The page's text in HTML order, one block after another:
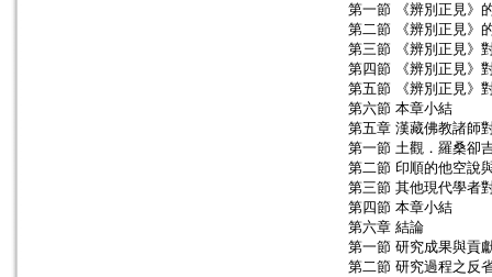
第一節 《辨別正見》
第二節 《辨別正見》
第三節 《辨別正見》
第四節 《辨別正見》
第五節 《辨別正見》
第六節 本章小結
第五章 漢藏佛教諸師
第一節 土觀．羅桑卻
第二節 印順的他空說
第三節 其他現代學者
第四節 本章小結
第六章 結論
第一節 研究成果與貢
第二節 研究過程之反